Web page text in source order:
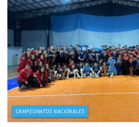
CAMPEONATOS NACIONALES